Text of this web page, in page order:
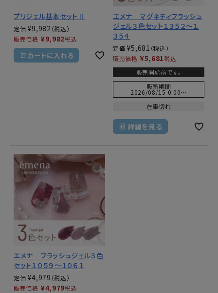
プリジェル基本セットⅡ
定価 ¥9,982
販売価格 ¥9,982税込
カートに入れる
エメナ マグネティフラッシュ
ジェル３色セット１３５２～１
３５４
定価 ¥5,681
販売価格 ¥5,681税込
販売開始前です。
販売期間
2026/08/15 0:00〜
在庫切れ
詳細を見る
エメナ フラッシュジェル３色
セット１０５９～１０６１
定価 ¥4,979
販売価格 ¥4,979税込